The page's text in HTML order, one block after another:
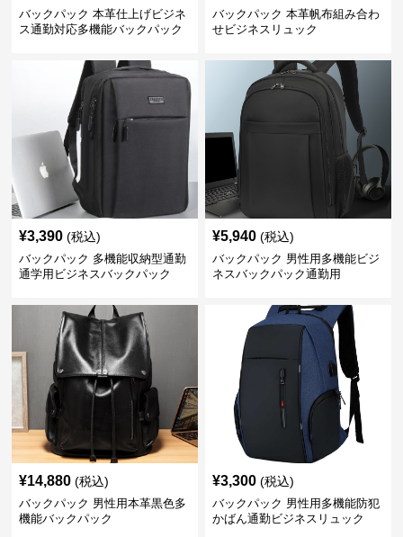
バックパック 本革仕上げビジネ
ス通勤対応多機能バックパック
バックパック 本革帆布組み合わ
せビジネスリュック
¥3,390 (税込)
バックパック 多機能収納型通勤
通学用ビジネスバックパック
¥5,940 (税込)
バックパック 男性用多機能ビジ
ネスバックパック通勤用
¥14,880 (税込)
バックパック 男性用本革黒色多
機能バックパック
¥3,300 (税込)
バックパック 男性用多機能防犯
かばん通勤ビジネスリュック